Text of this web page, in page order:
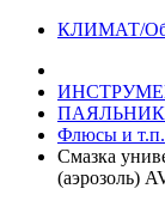
КЛИМАТ/
Флюсы и т.п.
Смазка
(аэрозоль)